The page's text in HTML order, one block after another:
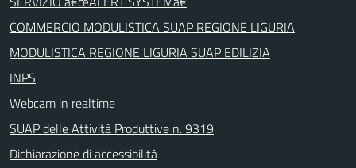
COMMERCIO MODULISTICA SUAP REGIONE LIGURIA
MODULISTICA REGIONE LIGURIA SUAP EDILIZIA
INPS
Webcam in realtime
SUAP delle Attività Produttive n. 9319
Dichiarazione di accessibilità